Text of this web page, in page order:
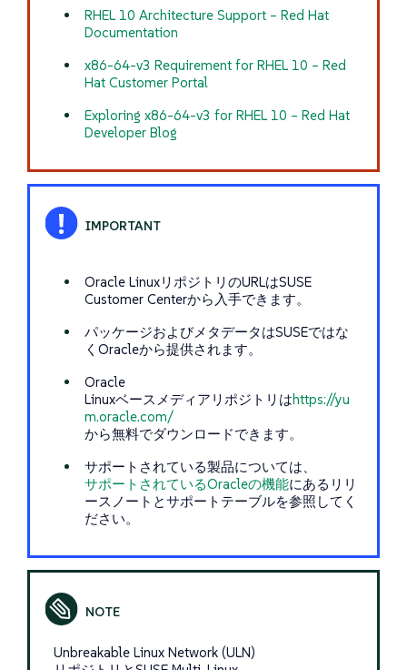
RHEL 10 Architecture Support – Red Hat
Documentation
x86-64-v3 Requirement for RHEL 10 – Red
Hat Customer Portal
Exploring x86-64-v3 for RHEL 10 – Red Hat
Developer Blog
Oracle LinuxリポジトリのURLはSUSE
Customer Centerから入手できます。
パッケージおよびメタデータはSUSEではな
くOracleから提供されます。
Oracle
Linuxベースメディアリポジトリはhttps://yu
m.oracle.com/
から無料でダウンロードできます。
サポートされている製品については、
サポートされているOracleの機能にあるリリ
ースノートとサポートテーブルを参照してく
ださい。
Unbreakable Linux Network (ULN)